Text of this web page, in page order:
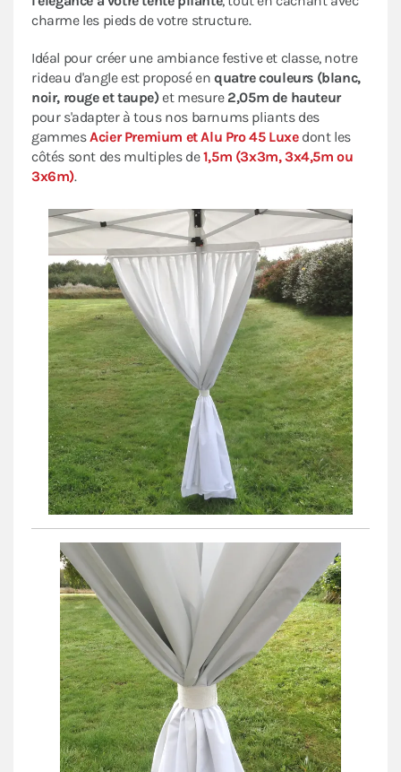
charme les pieds de votre structure.
Idéal pour créer une ambiance festive et classe, notre
rideau d'angle est proposé enquatre couleurs (blanc,
noir, rouge et taupe)et mesure 2,05m de hauteur
pour s'adapter à tous nos barnums pliants des
gammesAcier Premium et Alu Pro 45 Luxedont les
côtés sont des multiples de1,5m (3x3m, 3x4,5m ou
3x6m).